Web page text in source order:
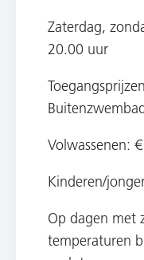
Zaterdag,
20.00 uur
Volwassenen:
Kinderen/
Op dagen met
temperaturen